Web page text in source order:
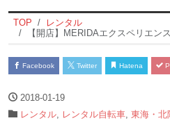
TOP
レンタル
【開店】MERIDAエクスペリエンスセ
Facebook Twitter Hatena
2018-01-19
レンタル
レンタル自転車 東海・北